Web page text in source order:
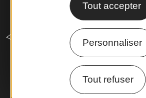
Tout accepter
Personnaliser
Tout refuser
Comment venir ?